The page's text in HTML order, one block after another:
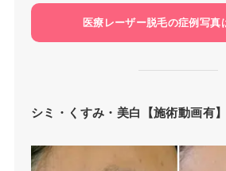
医療レーザー脱毛の症例写真
シミ・くすみ・美白【施術動画有】